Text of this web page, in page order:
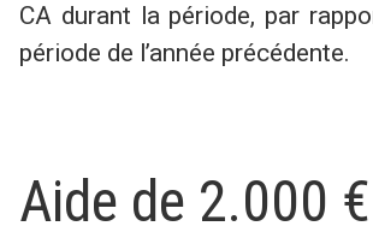
CA durant la période, par
période de l’année précédente.
Aide de 2.000 €